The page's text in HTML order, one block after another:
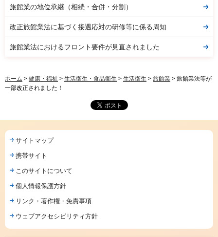
旅館業の地位承継（相続・合併・分割）
改正旅館業法に基づく接遇応対の研修等に係る周知
旅館業法におけるフロント要件が見直されました
ホーム > 健康・福祉 > 生活衛生・食品衛生 > 生活衛生 > 旅館業 > 旅館業法等が
一部改正されました！
サイトマップ
携帯サイト
このサイトについて
個人情報保護方針
リンク・著作権・免責事項
ウェブアクセシビリティ方針